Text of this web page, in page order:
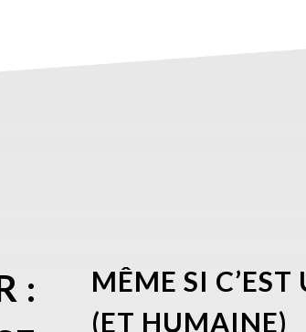
:
MÊME SI
(ET HUMAINE)